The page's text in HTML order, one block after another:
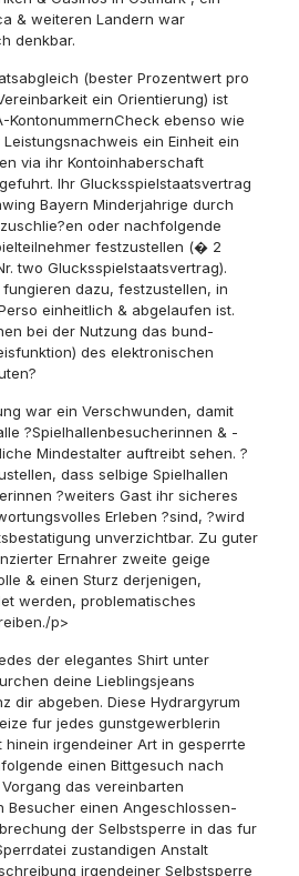
& weiteren Landern war
denkbar.
(bester Prozentwert pro
ein Orientierung) ist
KontonummernCheck ebenso wie
ein Einheit ein
via ihr Kontoinhaberschaft
Ihr Glucksspielstaatsvertrag
Bayern Minderjahrige durch
oder nachfolgende
festzustellen (� 2
two Glucksspielstaatsvertrag).
fungieren dazu, festzustellen, in
einheitlich & abgelaufen ist.
bei der Nutzung das bund-
des elektronischen
war ein Verschwunden, damit
?Spielhallenbesucherinnen & -
Mindestalter auftreibt sehen. ?
dass selbige Spielhallen
?weiters Gast ihr sicheres
Erleben ?sind, ?wird
unverzichtbar. Zu guter
Ernahrer zweite geige
& einen Sturz derjenigen,
werden, problematisches
p>
der elegantes Shirt unter
deine Lieblingsjeans
dir abgeben. Diese Hydrargyrum
fur jedes gunstgewerblerin
hinein irgendeiner Art in gesperrte
einen Bittgesuch nach
das vereinbarten
Besucher einen Angeschlossen-
der Selbstsperre in das fur
zustandigen Anstalt
irgendeiner Selbstsperre